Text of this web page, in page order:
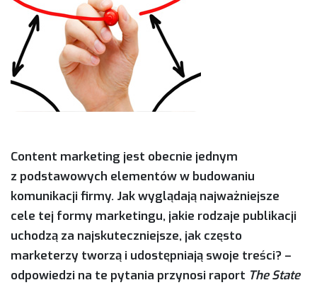
Content marketing jest obecnie jednym
z podstawowych elementów w budowaniu
komunikacji firmy. Jak wyglądają najważniejsze
cele tej formy marketingu, jakie rodzaje publikacji
uchodzą za najskuteczniejsze, jak często
marketerzy tworzą i udostępniają swoje treści? –
odpowiedzi na te pytania przynosi raport The State